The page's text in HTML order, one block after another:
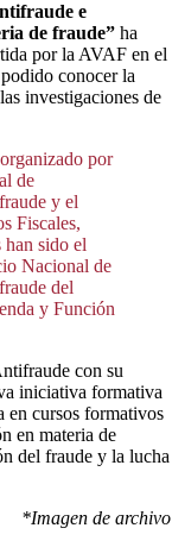
e
de fraude” ha
por la AVAF en el
conocer la
investigaciones de
por
de
y el
Fiscales,
han sido el
Nacional de
del
y Función
con su
iniciativa formativa
en cursos formativos
en materia de
del fraude y la lucha
*Imagen de archivo